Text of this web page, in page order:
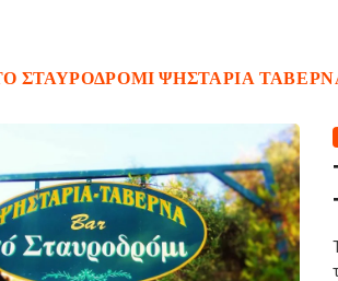
ΣΤΑΥΡΟΔΡΌΜΙ ΨΗΣΤΑΡΙΆ